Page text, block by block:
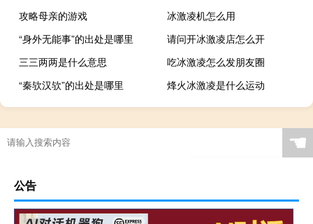
攻略母亲的游戏
冰激凌机怎么用
“身外无能事”的出处是哪里
请问开冰激凌店怎么开
三三两两是什么意思
吃冰激凌怎么发朋友圈
“秦欤汉欤”的出处是哪里
烽火冰激凌是什么运动
☚
公告